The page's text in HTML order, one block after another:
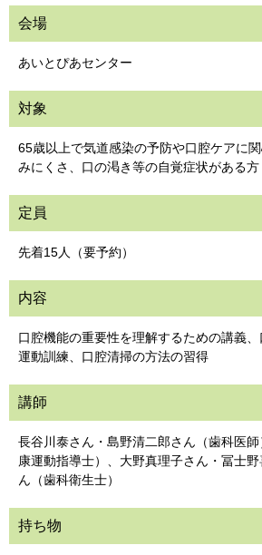
会場
あいとぴあセンター
対象
65歳以上で気道感染の予防や口腔ケアに
みにくさ、口の渇き等の自覚症状がある方
定員
先着15人（要予約）
内容
口腔機能の重要性を理解するための講義
運動訓練、口腔清掃の方法の習得
講師
長谷川泰さん・島野清二郎さん（歯科医
康運動指導士）、大野真理子さん・冨士
ん（歯科衛生士）
持ち物